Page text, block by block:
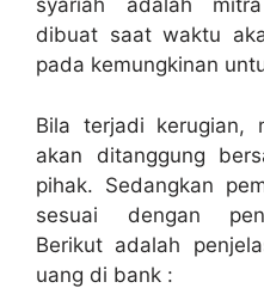
syariah adalah
dibuat saat waktu
pada kemungkinan
Bila terjadi kerugian,
akan ditanggung
pihak. Sedangkan
sesuai dengan
Berikut adalah
uang di bank :